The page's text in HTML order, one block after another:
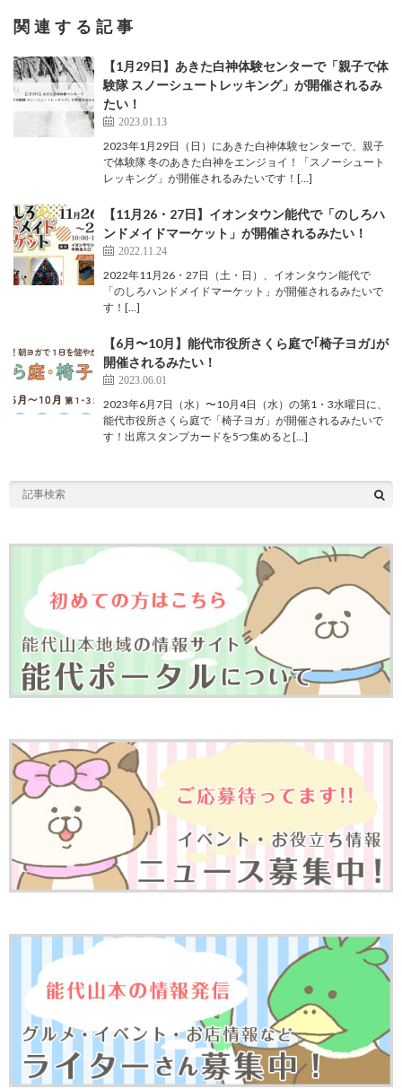
関連する記事
【1月29日】あきた白神体験センターで「親子で体
験隊 スノーシュートレッキング」が開催されるみ
たい！
2023.01.13
2023年1月29日（日）にあきた白神体験センターで、親子
で体験隊 冬のあきた白神をエンジョイ！「スノーシュート
レッキング」が開催されるみたいです！[…]
【11月26・27日】イオンタウン能代で「のしろハ
ンドメイドマーケット」が開催されるみたい！
2022.11.24
2022年11月26・27日（土・日）、イオンタウン能代で
「のしろハンドメイドマーケット」が開催されるみたいで
す！[…]
【6月〜10月】能代市役所さくら庭で｢椅子ヨガ｣が
開催されるみたい！
2023.06.01
2023年6月7日（水）〜10月4日（水）の第1・3水曜日に、
能代市役所さくら庭で「椅子ヨガ」が開催されるみたいで
す！出席スタンプカードを5つ集めると[…]